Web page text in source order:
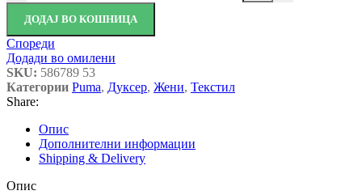
ДОДАЈ ВО КОШНИЦА
Спореди
Додади во омилени
SKU: 586789 53
Категории Puma, Дуксер, Жени, Текстил
Share:
Опис
Дополнителни информации
Shipping & Delivery
Опис